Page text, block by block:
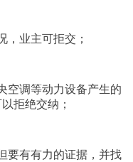
，业主可拒交；
空调等动力设备产生的
拒绝交纳；
要有有力的证据，并找